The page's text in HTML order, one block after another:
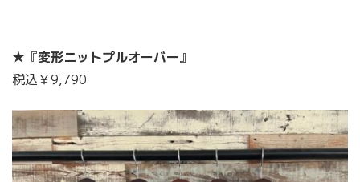
★『変形ニットプルオーバー』
税込￥9,790